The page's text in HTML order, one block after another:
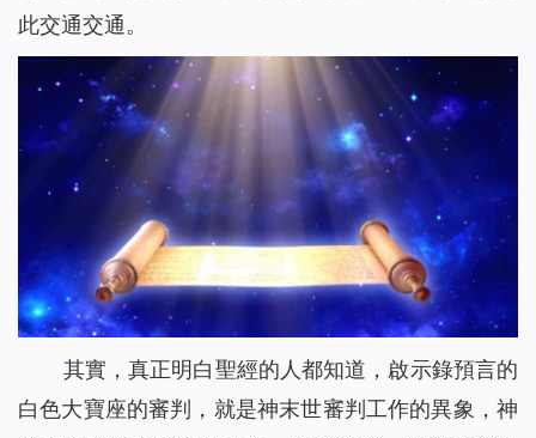
此交通交通。
其實，真正明白聖經的人都知道，啟示錄預言的
白色大寶座的審判，就是神末世審判工作的異象，神